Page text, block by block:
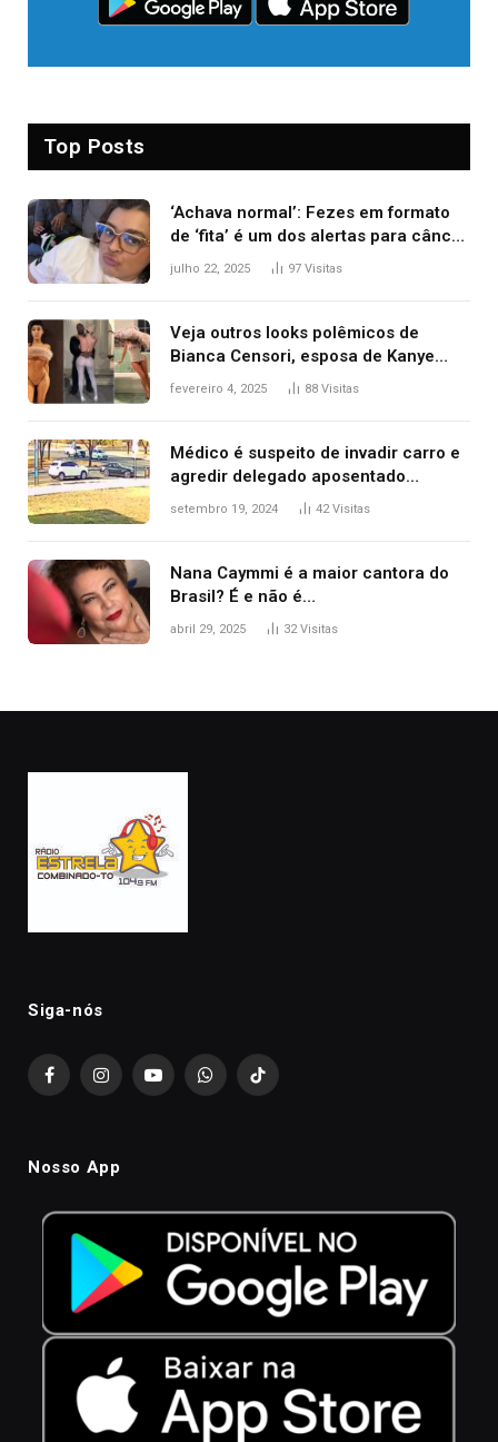
Top Posts
‘Achava normal’: Fezes em formato
de ‘fita’ é um dos alertas para câncer
colorretal; relembre fala de Preta Gil
julho 22, 2025 97 Visitas
Veja outros looks polêmicos de
Bianca Censori, esposa de Kanye
West que apareceu nua no Grammy
fevereiro 4, 2025 88 Visitas
Médico é suspeito de invadir carro e
agredir delegado aposentado
durante confusão no trânsito
setembro 19, 2024 42Visitas
Nana Caymmi é a maior cantora do
Brasil? É e não é…
abril 29, 2025 32Visitas
Siga-nós
FacebookInstagramYouTubeWhatsAppTikTok
Nosso App